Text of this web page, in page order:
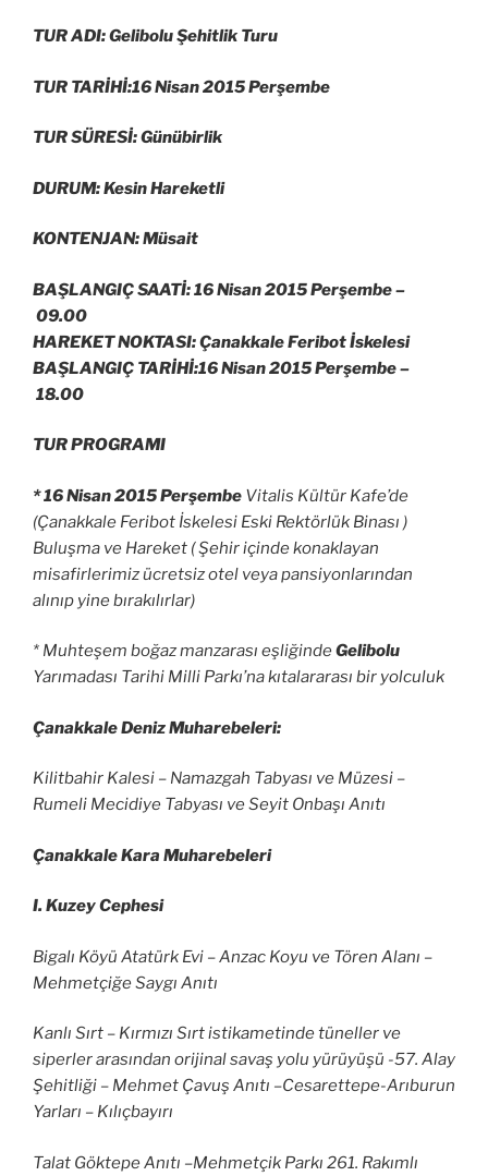
TUR ADI: Gelibolu Şehitlik Turu
TUR TARİHİ:16 Nisan 2015 Perşembe
TUR SÜRESİ: Günübirlik
DURUM: Kesin Hareketli
KONTENJAN: Müsait
BAŞLANGIÇ SAATİ: 16 Nisan 2015 Perşembe –
09.00
HAREKET NOKTASI: Çanakkale Feribot İskelesi
BAŞLANGIÇ TARİHİ:16 Nisan 2015 Perşembe –
18.00
TUR PROGRAMI
* 16 Nisan 2015 Perşembe Vitalis Kültür Kafe’de
(Çanakkale Feribot İskelesi Eski Rektörlük Binası )
Buluşma ve Hareket ( Şehir içinde konaklayan
misafirlerimiz ücretsiz otel veya pansiyonlarından
alınıp yine bırakılırlar)
* Muhteşem boğaz manzarası eşliğindeGelibolu
Yarımadası Tarihi Milli Parkı’na kıtalararası bir yolculuk
Çanakkale Deniz Muharebeleri:
Kilitbahir Kalesi – Namazgah Tabyası ve Müzesi –
Rumeli Mecidiye Tabyası ve Seyit Onbaşı Anıtı
Çanakkale Kara Muharebeleri
I. Kuzey Cephesi
Bigalı Köyü Atatürk Evi – Anzac Koyu ve Tören Alanı –
Mehmetçiğe Saygı Anıtı
Kanlı Sırt – Kırmızı Sırt istikametinde tüneller ve
siperler arasından orijinal savaş yolu yürüyüşü -57. Alay
Şehitliği – Mehmet Çavuş Anıtı –Cesarettepe-Arıburun
Yarları – Kılıçbayırı
Talat Göktepe Anıtı –Mehmetçik Parkı 261. Rakımlı